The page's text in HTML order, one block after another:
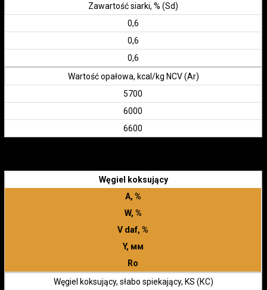
Zawartość siarki, % (Sd)
0,6
0,6
0,6
Wartość opałowa, kcal/kg NCV (Ar)
5700
6000
6600
Węgiel koksujący
А, %
W, %
V daf, %
Y, мм
Ro
Węgiel koksujący, słabo spiekający, KS (КС)